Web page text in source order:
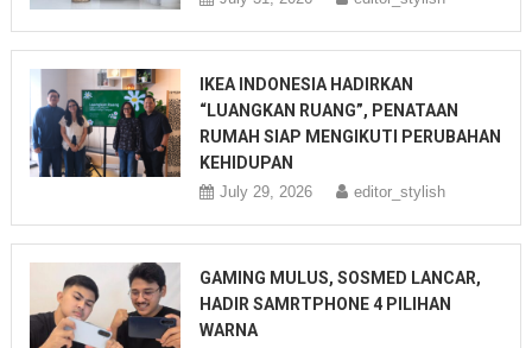
IKEA INDONESIA HADIRKAN
“LUANGKAN RUANG”, PENATAAN
RUMAH SIAP MENGIKUTI PERUBAHAN
KEHIDUPAN
July 29, 2026 editor_stylish
GAMING MULUS, SOSMED LANCAR,
HADIR SAMRTPHONE 4 PILIHAN
WARNA